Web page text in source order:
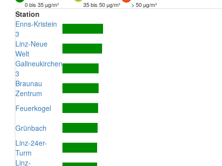
0 bis 35 µg/m³
35 bis 50 µg/m³ > 50 µg/m³
Station
Enns-Kristein
3
Linz-Neue
Welt
Gallneukirchen
3
Braunau
Zentrum
Feuerkogel
Grünbach
Linz-24er-
Turm
Linz-